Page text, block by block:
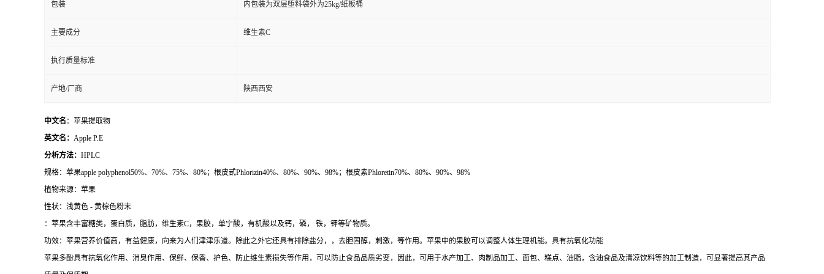
包装 内包装为双层堕料袋外为25kg/纸板桶
主要成分 维生素C
执行质量标准
产地/厂商 陕西西安
中文名 ：苹果提取物
英文名： Apple P.E
分析方法： HPLC
规格：苹果apple polyphenol50%、70%、75%、80%；根皮甙Phlorizin40%、80%、90%、98%；根皮素Phloretin70%、80%、90%、98%
植物来源：苹果
性状：浅黄色 - 黄棕色粉末
：苹果含丰富糖类，蛋白质，脂肪，维生素C，果胶，单宁酸，有机酸以及钙，磷， 铁，钾等矿物质。
功效：苹果营养价值高，有益健康，向来为人们津津乐道。除此之外它还具有排除盐分，，去胆固醇，刺激，等作用。苹果中的果胶可以调整人体生理机能。具有抗氧化功能
苹果多酚具有抗氧化作用、消臭作用、保鲜、保香、护色、防止维生素损失等作用，可以防止食品品质劣变，因此，可用于水产加工、肉制品加工、面包、糕点、油脂，含油食品及清凉饮料等的加工制造，可显著提高其产品